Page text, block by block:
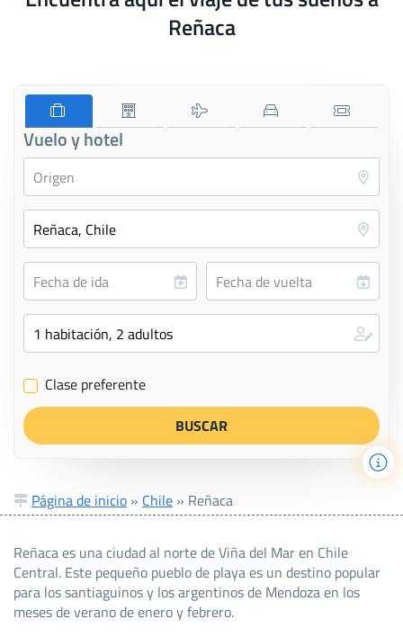
Reñaca
Vuelo y hotel
✔ Clase preferente
Página de inicio » Chile » Reñaca
Reñaca es una ciudad al norte de Viña del Mar en Chile
Central. Este pequeño pueblo de playa es un destino popular
para los santiaguinos y los argentinos de Mendoza en los
meses de verano de enero y febrero.